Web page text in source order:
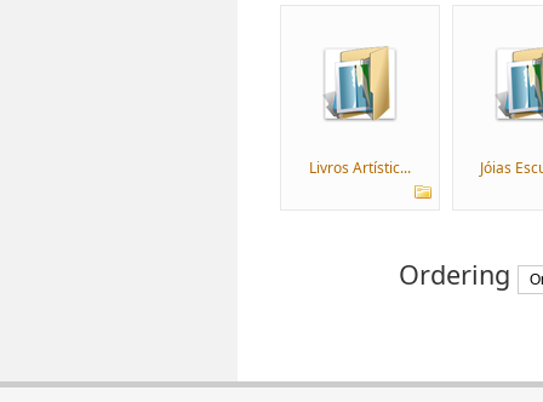
Livros Artístic... Jóias
Ordering